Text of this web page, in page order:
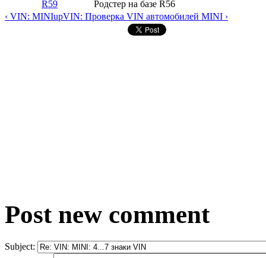
R59
Родстер на базе R56
‹ VIN: MINIupVIN: Проверка VIN автомобилей MINI ›
Post new comment
Subject: